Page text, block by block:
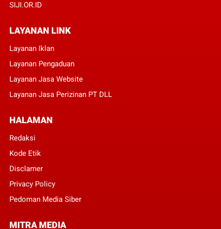
SIJI.OR.ID
LAYANAN LINK
Layanan Iklan
Layanan Pengaduan
Layanan Jasa Website
Layanan Jasa Perizinan PT DLL
HALAMAN
Redaksi
Kode Etik
Disclamer
Privacy Policy
Pedoman Media Siber
MITRA MEDIA